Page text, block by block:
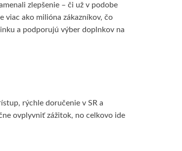
zlepšenie – či už v podobe
viac ako milióna zákazníkov, čo
a podporujú výber doplnkov na
rýchle doručenie v SR a
ovplyvniť zážitok, no celkovo ide